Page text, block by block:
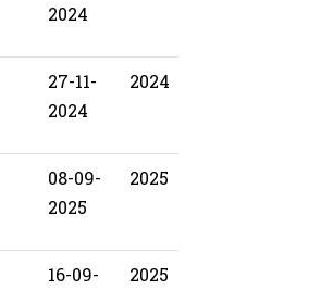
2024
27-11-
2024
2024
08-09-
2025
2025
16-09-
2025